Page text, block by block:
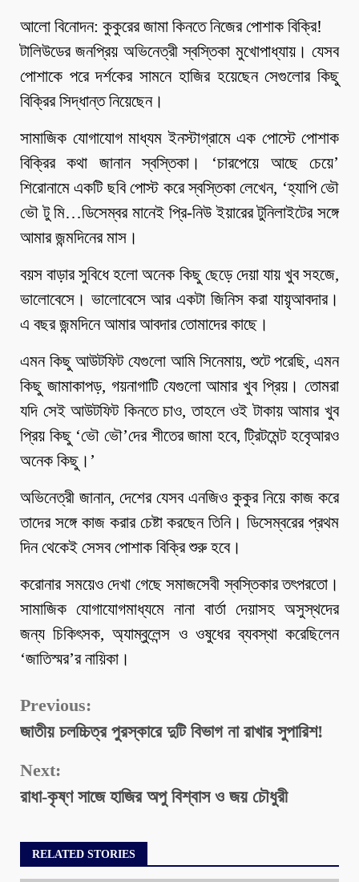
আলো বিনোদন: কুকুরের জামা কিনতে নিজের পোশাক বিক্রি!
টালিউডের জনপ্রিয় অভিনেত্রী স্বস্তিকা মুখোপাধ্যায়। যেসব
পোশাকে পরে দর্শকের সামনে হাজির হয়েছেন সেগুলোর কিছু
বিক্রির সিদ্ধান্ত নিয়েছেন।
সামাজিক যোগাযোগ মাধ্যম ইনস্টাগ্রামে এক পোস্টে পোশাক
বিক্রির কথা জানান স্বস্তিকা। ‘চারপেয়ে আছে চেয়ে’
শিরোনামে একটি ছবি পোস্ট করে স্বস্তিকা লেখেন, ‘হ্যাপি ভৌ
ভৌ টু মি…ডিসেম্বর মানেই প্রি-নিউ ইয়ারের টুনিলাইটের সঙ্গে
আমার জন্মদিনের মাস।
বয়স বাড়ার সুবিধে হলো অনেক কিছু ছেড়ে দেয়া যায় খুব সহজে,
ভালোবেসে। ভালোবেসে আর একটা জিনিস করা যায়ৃআবদার।
এ বছর জন্মদিনে আমার আবদার তোমাদের কাছে।
এমন কিছু আউটফিট যেগুলো আমি সিনেমায়, শুটে পরেছি, এমন
কিছু জামাকাপড়, গয়নাগাটি যেগুলো আমার খুব প্রিয়। তোমরা
যদি সেই আউটফিট কিনতে চাও, তাহলে ওই টাকায় আমার খুব
প্রিয় কিছু ‘ভৌ ভৌ’দের শীতের জামা হবে, ট্রিটমেন্ট হবেৃআরও
অনেক কিছু।’
অভিনেত্রী জানান, দেশের যেসব এনজিও কুকুর নিয়ে কাজ করে
তাদের সঙ্গে কাজ করার চেষ্টা করছেন তিনি। ডিসেম্বরের প্রথম
দিন থেকেই সেসব পোশাক বিক্রি শুরু হবে।
করোনার সময়েও দেখা গেছে সমাজসেবী স্বস্তিকার তৎপরতো।
সামাজিক যোগাযোগমাধ্যমে নানা বার্তা দেয়াসহ অসুস্থদের
জন্য চিকিৎসক, অ্যাম্বুলেন্স ও ওষুধের ব্যবস্থা করেছিলেন
‘জাতিস্মর’র নায়িকা।
Continue
Reading
Previous:
জাতীয় চলচ্চিত্র পুরস্কারে দুটি বিভাগ না রাখার সুপারিশ!
Next:
রাধা-কৃষ্ণ সাজে হাজির অপু বিশ্বাস ও জয় চৌধুরী
RELATED STORIES